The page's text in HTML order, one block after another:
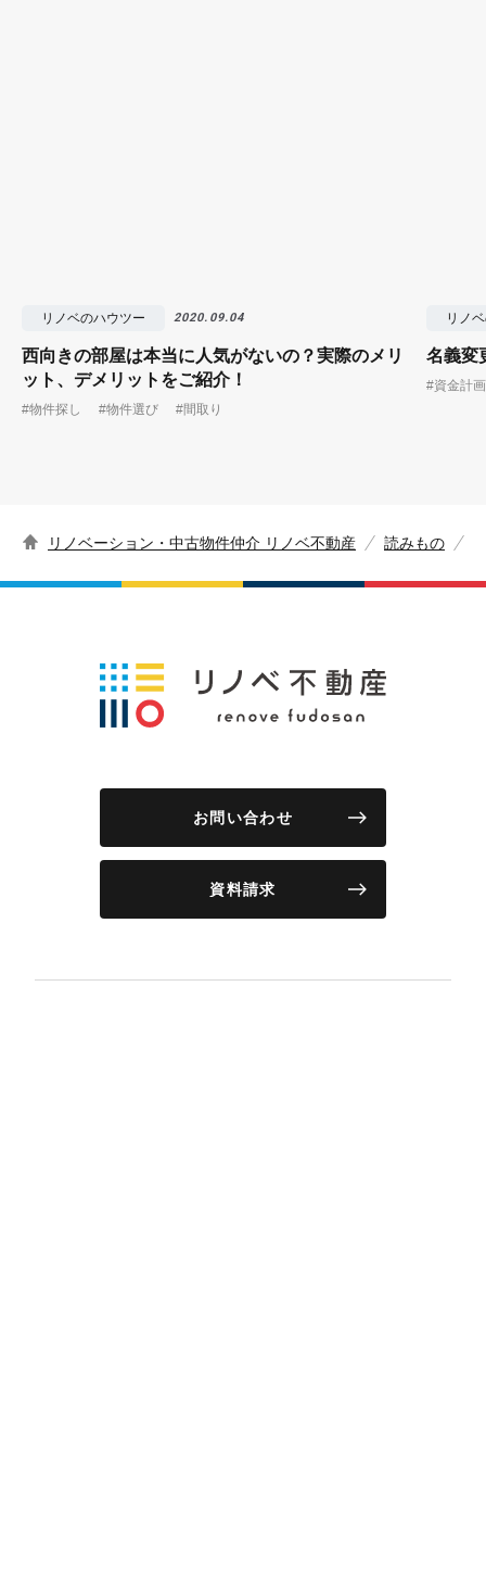
リノベのハウツー 2020.09.04
西向きの部屋は本当に人気がないの？実際のメリ
ット、デメリットをご紹介！
#物件探し #物件選び #間取り
リノ
名義変
#資金計画
リノベーション・中古物件仲介 リノベ不動産 読みもの
お問い合わせ
資料請求